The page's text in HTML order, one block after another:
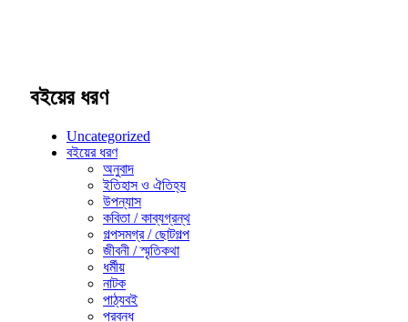
বইয়ের ধরণ
Uncategorized
বইয়ের ধরণ
অনুবাদ
ইতিহাস ও ঐতিহ্য
উপন্যাস
কবিতা / কাব্যগ্রন্থ
গল্পসমগ্র / ছোটগল্প
জীবনী / স্মৃতিকথা
ধর্মীয়
নাটক
পাঠ্যবই
প্রবন্ধ